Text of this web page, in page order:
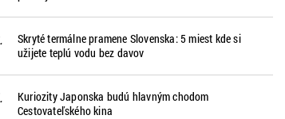
Skryté termálne pramene Slovenska: 5 miest kde si
užijete teplú vodu bez davov
Kuriozity Japonska budú hlavným chodom
Cestovateľského kina